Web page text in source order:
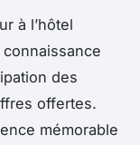
à l’hôtel
des
offertes.
mémorable